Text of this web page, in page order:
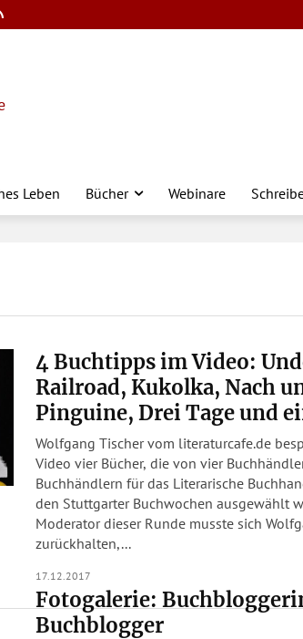
Leben Bücher Webinare
4 Buchtipps im Video:
Railroad, Kukolka, Nach
Pinguine, Drei Tage und
Wolfgang Tischer vom literaturcafe.de
Video vier Bücher, die von vier
Buchhändlern für das Literarische
den Stuttgarter Buchwochen ausgewählt
Moderator dieser Runde musste sich
zurückhalten,...
17.12.2017
Fotogalerie:
Buchblogger